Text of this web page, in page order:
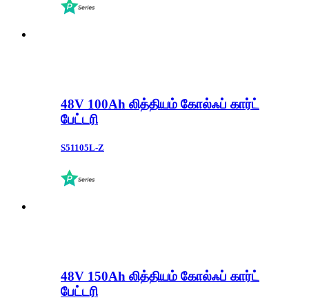
48V 100Ah லித்தியம் கோல்ஃப் கார்ட்
பேட்டரி
S51105L-Z
48V 150Ah லித்தியம் கோல்ஃப் கார்ட்
பேட்டரி